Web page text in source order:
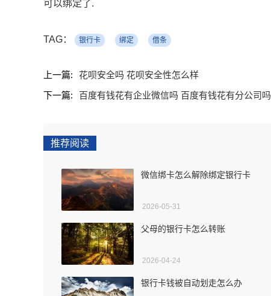
可以绑定了.
TAG： 银行卡 绑定 借条
上一篇:
花呗安全吗 花呗安全性怎么样
下一篇:
百度有钱花有企业微信吗 百度有钱花有分公司吗
推荐阅读
微信绑卡怎么解除绑定银行卡
2026-05-31
父母的银行卡怎么转账
2026-04-24
银行卡钱被自动划走怎么办